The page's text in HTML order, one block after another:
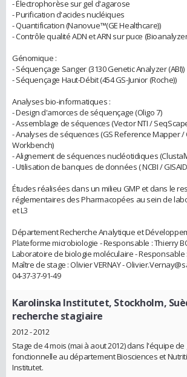
- Électrophorèse sur gel d'agarose
- Purification d'acides nucléiques
- Quantification (Nanovue™(GE Healthcare))
- Contrôle qualité ADN et ARN sur puce
Génomique :
- Séquençage Sanger (3130 Genetic Analyzer (ABI))
- Séquençage Haut-Débit (454 GS-Junior (Roche))
Analyses bio-informatiques :
- Design d'amorces de séquençage (Oligo 7)
- Assemblage de séquences (Vector NTI /
- Analyses de séquences (GS Reference Mapper /
Workbench)
- Alignement de séquences nucléotidiques
- Utilisation de banques de données ( NCBI /
Études réalisées dans un milieu GMP et dans le
réglementaires des Pharmacopées au sein de
et L3
Département Recherche Analytique et
Plateforme microbiologie - Responsable : Thierry
Laboratoire de biologie moléculaire - Responsable :
Maître de stage : Olivier VERNAY -
04-37-37-91-49
Karolinska Institutet, Stockholm,
recherche stagiaire
2012 - 2012
Stage de 4 mois (mai à aout 2012) dans l'équipe
fonctionnelle au département Biosciences et
Institutet.